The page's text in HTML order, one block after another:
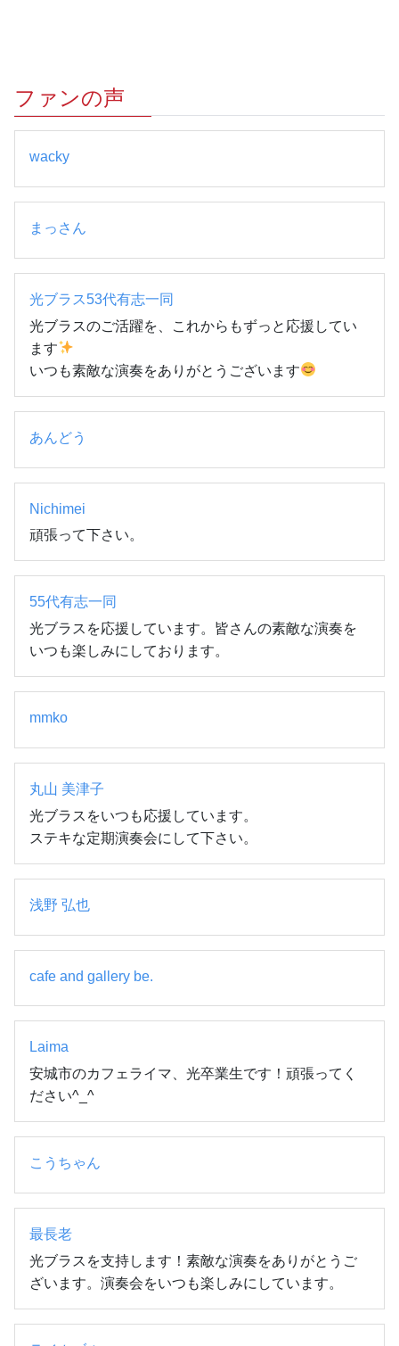
ファンの声
wacky
まっさん
光ブラス53代有志一同
光ブラスのご活躍を、これからもずっと応援してい
ます
いつも素敵な演奏をありがとうございます
あんどう
Nichimei
頑張って下さい。
55代有志一同
光ブラスを応援しています。皆さんの素敵な演奏を
いつも楽しみにしております。
mmko
丸山 美津子
光ブラスをいつも応援しています。
ステキな定期演奏会にして下さい。
浅野 弘也
cafe and gallery be.
Laima
安城市のカフェライマ、光卒業生です！頑張ってく
ださい^_^
こうちゃん
最長老
光ブラスを支持します！素敵な演奏をありがとうご
ざいます。演奏会をいつも楽しみにしています。